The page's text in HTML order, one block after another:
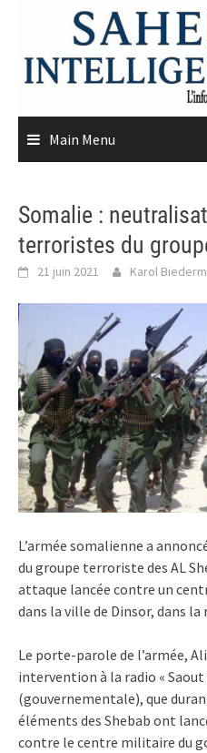
content
Main Menu
Somalie :
terroristes du
21 juin 2021 Karol
L’armée somalienne a
du groupe terroriste des AL
attaque lancée contre un
dans la ville de Dinsor, dans
Le porte-parole de l’armée,
intervention à la radio «
(gouvernementale), que
éléments des Shebab ont
contre le centre militaire du